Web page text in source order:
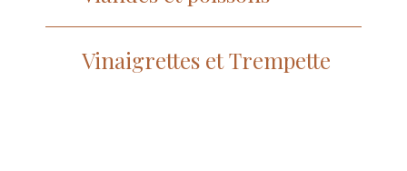
Vinaigrettes et Trempette